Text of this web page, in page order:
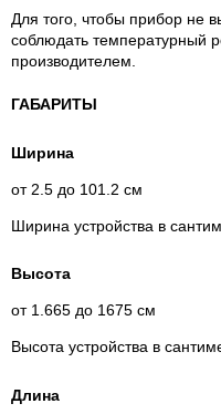
Для того, чтобы прибор не
соблюдать температурный
производителем.
ГАБАРИТЫ
Ширина
от 2.5 до 101.2 см
Ширина устройства в
Высота
от 1.665 до 1675 см
Высота устройства в
Длина